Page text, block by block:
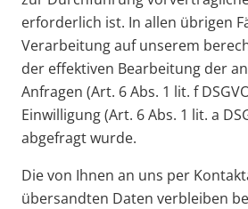
erforderlich ist. In allen übrigen
Verarbeitung auf unserem
der effektiven Bearbeitung der
Anfragen (Art. 6 Abs. 1 lit. f
Einwilligung (Art. 6 Abs. 1 lit. a
abgefragt wurde.
Die von Ihnen an uns per
übersandten Daten verbleiben